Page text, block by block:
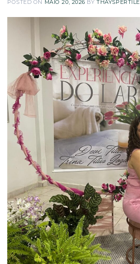
POSTED ON MAIO 20, 2026 BYTHAYSPERTILE